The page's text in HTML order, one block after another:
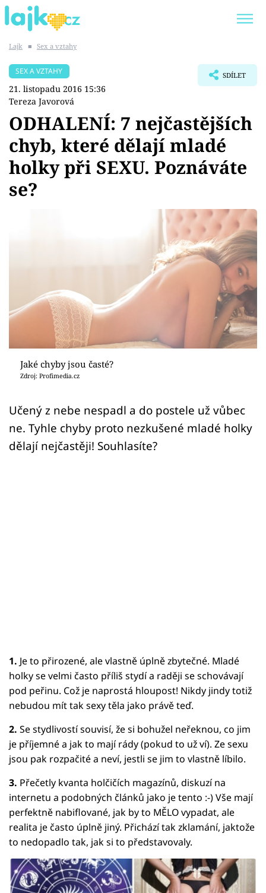
SHOPAHOLICADEL
Témata
Showbyznys
Sex a vztahy
Videa
Sledujte prima+
Přihlášení
Sledujte nás
Lajk ■ Sex a vztahy
SEX A VZTAHY
21. listopadu 2016 15:36
Tereza Javorová
SDÍLET
ODHALENÍ: 7 nejčastějších
chyb, které dělají mladé
holky při SEXU. Poznáváte
se?
Jaké chyby jsou časté?
Zdroj: Profimedia.cz
Učený z nebe nespadl a do postele už vůbec
ne. Tyhle chyby proto nezkušené mladé holky
dělají nejčastěji! Souhlasíte?
1. Je to přirozené, ale vlastně úplně zbytečné. Mladé
holky se velmi často příliš stydí a raději se schovávají
pod peřinu. Což je naprostá hloupost! Nikdy jindy totiž
nebudou mít tak sexy těla jako právě teď.
2. Se stydlivostí souvisí, že si bohužel neřeknou, co jim
je příjemné a jak to mají rády (pokud to už ví). Ze sexu
jsou pak rozpačité a neví, jestli se jim to vlastně líbilo.
3. Přečetly kvanta holčičích magazínů, diskuzí na
internetu a podobných článků jako je tento :-) Vše mají
perfektně nabiflované, jak by to MĚLO vypadat, ale
realita je často úplně jiný. Přichází tak zklamání, jaktože
to nedopadlo tak, jak si to představovaly.